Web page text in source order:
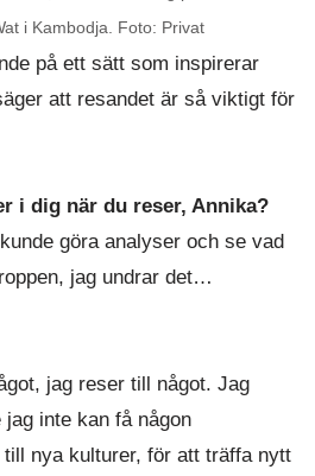
i Kambodja. Foto: Privat
på ett sätt som inspirerar
att resandet är så viktigt för
i dig när du reser, Annika?
göra analyser och se vad
jag undrar det…
jag reser till något. Jag
inte kan få någon
nya kulturer, för att träffa nytt